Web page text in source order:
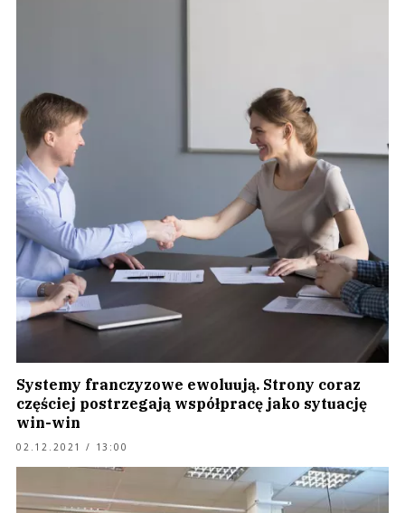
Systemy franczyzowe ewoluują. Strony coraz
częściej postrzegają współpracę jako sytuację
win-win
02.12.2021 / 13:00